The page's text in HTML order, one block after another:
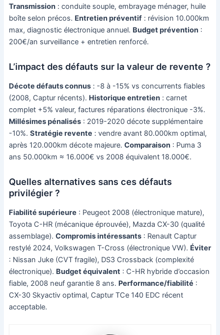
Transmission: conduite souple, embrayage ménager, huile
boîte selon précos. Entretien préventif: révision 10.000km
max, diagnostic électronique annuel. Budget prévention:
200€/an surveillance + entretien renforcé.
L’impact des défauts sur la valeur de revente ?
Décote défauts connus: -8 à -15% vs concurrents fiables
(2008, Captur récents). Historique entretien: carnet
complet +5% valeur, factures réparations électronique -3%.
Millésimes pénalisés: 2019-2020 décote supplémentaire
-10%. Stratégie revente : vendre avant 80.000km optimal,
après 120.000km décote majeure. Comparaison: Puma 3
ans 50.000km ≈ 16.000€ vs 2008 équivalent 18.000€.
Quelles alternatives sans ces défauts
privilégier ?
Fiabilité supérieure : Peugeot 2008 (électronique mature),
Toyota C-HR (mécanique éprouvée), Mazda CX-30 (qualité
assemblage). Compromis intéressants: Renault Captur
restylé 2024, Volkswagen T-Cross (électronique VW). Éviter
: Nissan Juke (CVT fragile), DS3 Crossback (complexité
électronique). Budget équivalent: C-HR hybride d’occasion
fiable, 2008 neuf garantie 8 ans. Performance/fiabilité :
CX-30 Skyactiv optimal, Captur TCe 140 EDC récent
acceptable.